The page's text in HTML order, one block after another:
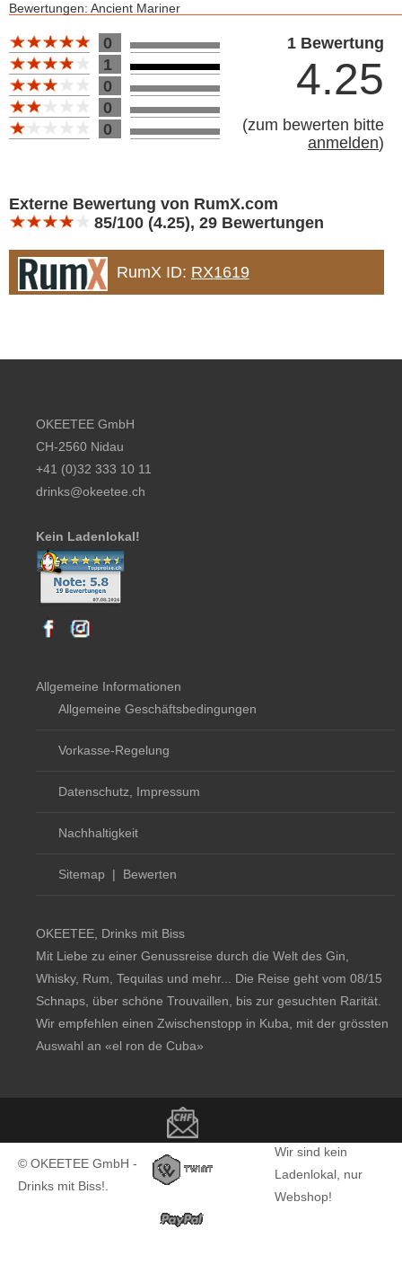
Bewertungen: Ancient Mariner
Bewertung 100
1
0
0
0
1 Bewertung
4.25
(zum bewerten bitte
anmelden)
Bewertung 10
Externe Bewertung von RumX.com
85/100 (4.25), 29 Bewertungen
RumX ID: RX1619
© OKEETEE GmbH -
Drinks mit Biss!.
Wir sind kein
Ladenlokal, nur
Webshop!
OKEETEE GmbH
CH-2560 Nidau
+41 (0)32 333 10 11
drinks@okeetee.ch
Kein Ladenlokal!
Allgemeine Informationen
Allgemeine Geschäftsbedingungen
Vorkasse-Regelung
Datenschutz, Impressum
Nachhaltigkeit
Sitemap | Bewerten
OKEETEE, Drinks mit Biss
Mit Liebe zu einer Genussreise durch die Welt des Gin,
Whisky, Rum, Tequilas und mehr... Die Reise geht vom 08/15
Schnaps, über schöne Trouvaillen, bis zur gesuchten Rarität.
Wir empfehlen einen Zwischenstopp in Kuba, mit der grössten
Auswahl an «el ron de Cuba»